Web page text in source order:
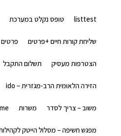
listtest טופס נקלט במערכת
שליחת קורות חיים +פרטים פרטים
הצטרפות מעסיק תשלום התקבל
הזירה הלאומית הרב-מגזרית – ido
משוב – צריך לסדר משרות
מפגש חשיפה – מסלול הייטק